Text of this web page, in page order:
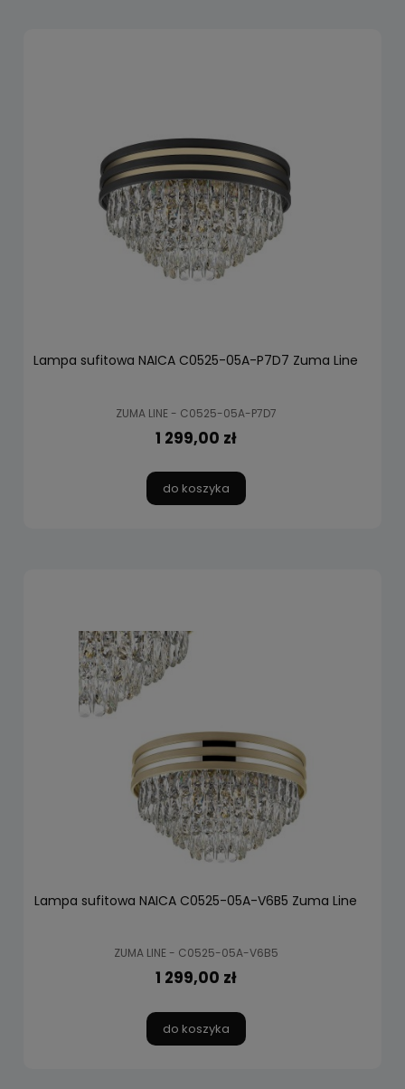
Lampa sufitowa NAICA C0525-05A-P7D7 Zuma Line
ZUMA LINE - C0525-05A-P7D7
1 299,00 zł
do koszyka
Lampa sufitowa NAICA C0525-05A-V6B5 Zuma Line
ZUMA LINE - C0525-05A-V6B5
1 299,00 zł
do koszyka